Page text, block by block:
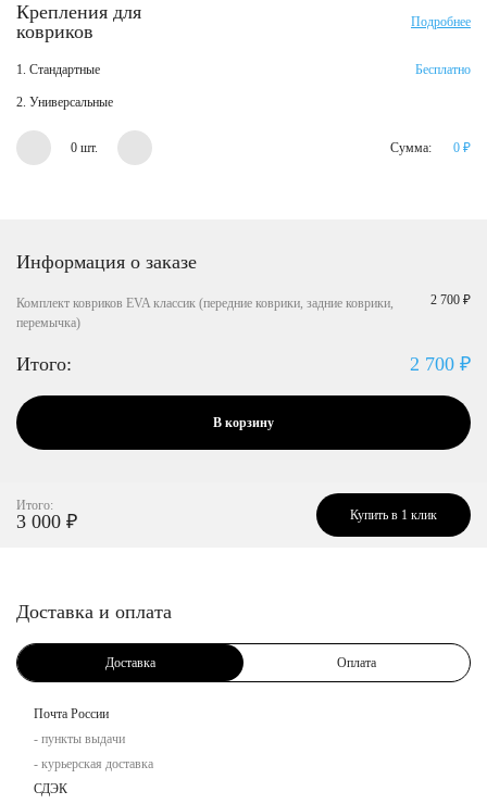
Крепления для
ковриков
Подробнее
1. Стандартные Бесплатно
2. Универсальные
0 шт. Сумма: 0 ₽
Информация о заказе
Комплект ковриков EVA классик (передние коврики, задние коврики,
перемычка)
2 700 ₽
Итого: 2 700 ₽
В корзину
Итого:
3 000 ₽ Купить в 1 клик
Доставка и оплата
Доставка Оплата
Почта России
- пункты выдачи
- курьерская доставка
СДЭК